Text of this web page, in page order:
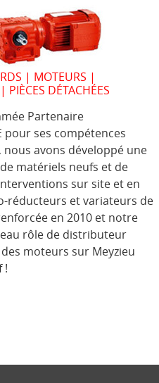
| MOTEURS |
PIÈCES DÉTACHÉES
Partenaire
pour ses compétences
avons développé une
matériels neufs et de
sur site et en
réducteurs et variateurs de
en 2010 et notre
rôle de distributeur
des moteurs sur Meyzieu
!